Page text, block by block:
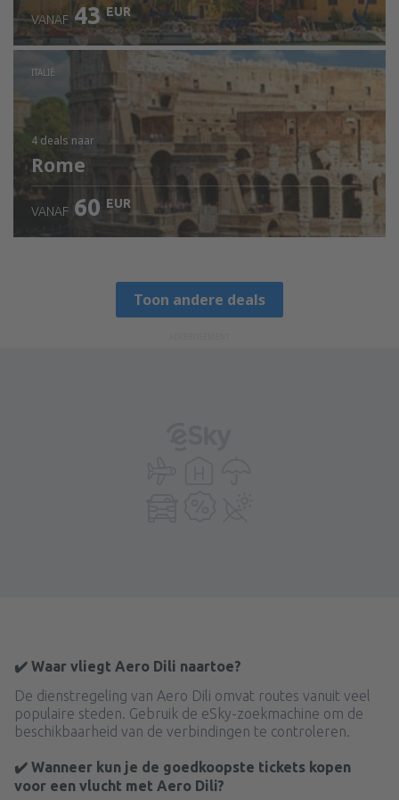
VANAF 43 EUR
ITALIË
4 deals naar
Rome
VANAF 60 EUR
Toon andere deals
✔️ Waar vliegt Aero Dili naartoe?
De dienstregeling van Aero Dili omvat routes vanuit veel
populaire steden. Gebruik de eSky-zoekmachine om de
beschikbaarheid van de verbindingen te controleren.
✔️ Wanneer kun je de goedkoopste tickets kopen
voor een vlucht met Aero Dili?